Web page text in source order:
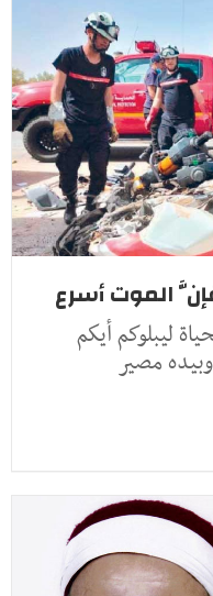
الموت أسرع
ليبلوكم أيكم
مصير